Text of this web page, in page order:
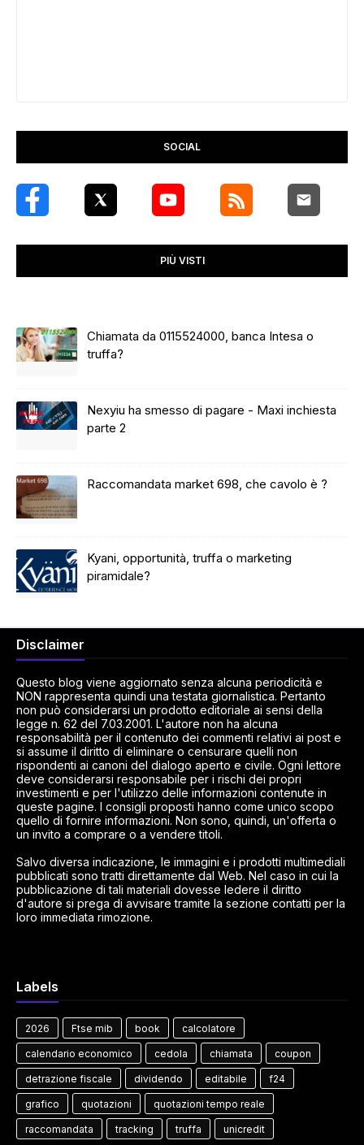
SOCIAL
PIÙ VISTI
Chiamata da 0115524000, banca Intesa o
truffa?
Nexyiu ha smesso di pagare - Maxi inchiesta
parte 2
Raccomandata market 698, che cavolo è ?
Kyani, opportunità, truffa o marketing
piramidale?
Disclaimer
Questo blog viene aggiornato senza alcuna periodicità e
NON rappresenta quindi una testata giornalistica. Pertanto
non può considerarsi un prodotto editoriale ai sensi della
legge n. 62 del 7.03.2001. L'autore non ha alcuna
responsabilità per il contenuto dei commenti relativi ai post e
si assume il diritto di eliminare o censurare quelli non
rispondenti ai canoni del dialogo aperto e civile. Ogni lettore
deve considerarsi responsabile per i rischi dei propri
investimenti e per l'utilizzo delle informazioni contenute in
queste pagine. I consigli proposti hanno come unico scopo
quello di fornire informazioni. Non sono, quindi, un'offerta o
un invito a comprare o a vendere titoli.
Salvo diversa indicazione, le immagini e i prodotti multimediali
pubblicati sono tratti direttamente dal Web. Nel caso in cui la
pubblicazione di tali materiali dovesse ledere il diritto
d'autore si prega di avvisare tramite la sezione contatti per la
loro immediata rimozione.
Labels
2026 Ftse mib book calcolatore
calendario economico cedola chiamata coupon
detrazione fiscale dividendo editabile f24
grafico quotazioni quotazioni tempo reale
raccomandata tracking truffa unicredit